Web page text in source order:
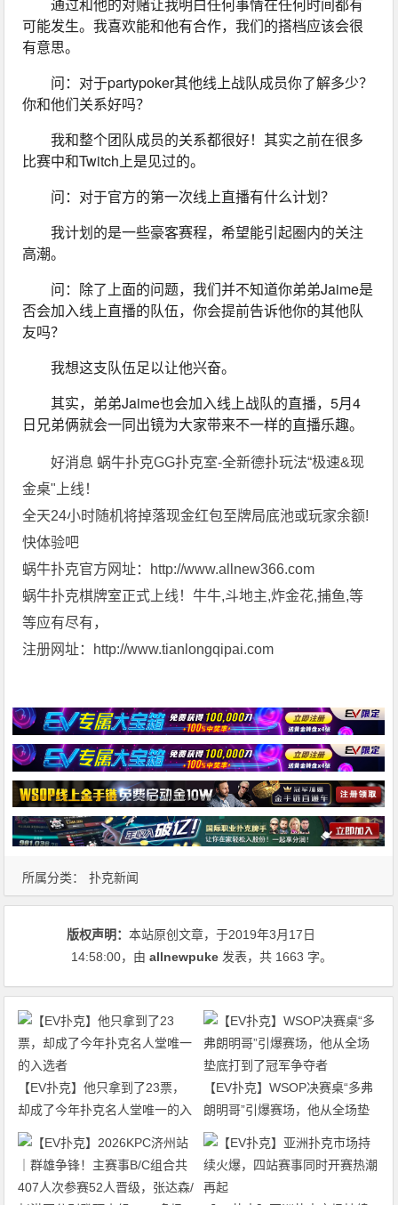
可能发生。我喜欢能和他有合作，我们的搭档应该会很
有意思。
问：对于partypoker其他线上战队成员你了解多少？
你和他们关系好吗？
我和整个团队成员的关系都很好！其实之前在很多
比赛中和Twitch上是见过的。
问：对于官方的第一次线上直播有什么计划？
我计划的是一些豪客赛程，希望能引起圈内的关注
高潮。
问：除了上面的问题，我们并不知道你弟弟Jaime是
否会加入线上直播的队伍，你会提前告诉他你的其他队
友吗？
我想这支队伍足以让他兴奋。
其实，弟弟Jaime也会加入线上战队的直播，5月4
日兄弟俩就会一同出镜为大家带来不一样的直播乐趣。
好消息 蜗牛扑克GG扑克室-全新德扑玩法“极速&现
金桌"上线！
全天24小时随机将掉落现金红包至牌局底池或玩家余额!
快体验吧
蜗牛扑克官方网址：http://www.allnew366.com
蜗牛扑克棋牌室正式上线！牛牛,斗地主,炸金花,捕鱼,等
等应有尽有，
注册网址：http://www.tianlongqipai.com
所属分类： 扑克新闻
版权声明：本站原创文章，于2019年3月17日
14:58:00，由allnewpuke 发表，共 1663 字。
【EV扑克】他只拿到了23票，
却成了今年扑克名人堂唯一的入
选者
【EV扑克】WSOP决赛桌“多弗
朗明哥”引爆赛场，他从全场垫
底打到了冠军争夺者